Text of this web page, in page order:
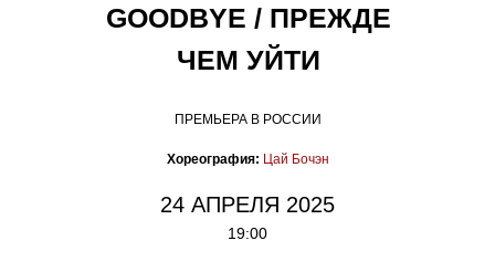
GOODBYE / ПРЕЖДЕ
ЧЕМ УЙТИ
ПРЕМЬЕРА В РОССИИ
Хореография: Цай Бочэн
24 АПРЕЛЯ 2025
19:00